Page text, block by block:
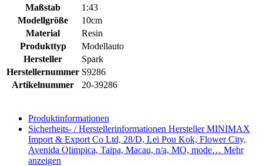
Maßstab
1:43
Modellgröße
10cm
Material
Resin
Produkttyp
Modellauto
Hersteller
Spark
Herstellernummer S9286
Artikelnummer
20-39286
Produktinformationen
Sicherheits- / Herstellerinformationen Hersteller MINIMAX
Import & Export Co Ltd, 28/D, Lei Pou Kok, Flower City,
Avenida Olimpica, Taipa, Macau, n/a, MO, mode… Mehr
anzeigen